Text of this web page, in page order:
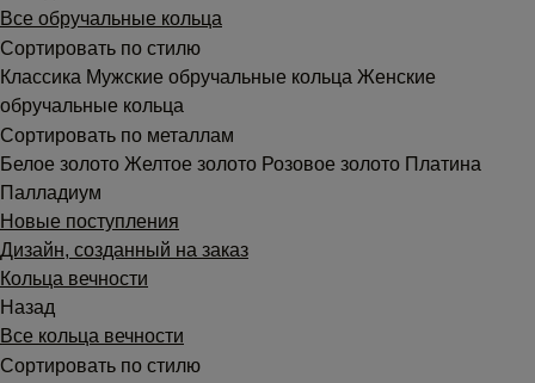
Все обручальные кольца
Сортировать по стилю
Классика Мужские обручальные кольца Женские
обручальные кольца
Сортировать по металлам
Белое золото Желтое золото Розовое золото Платина
Палладиум
Новые поступления
Дизайн, созданный на заказ
Кольца вечности
Назад
Все кольца вечности
Сортировать по стилю